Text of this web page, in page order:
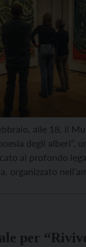
alle 18, il
degli alberi”,
al profondo
organizzato
per